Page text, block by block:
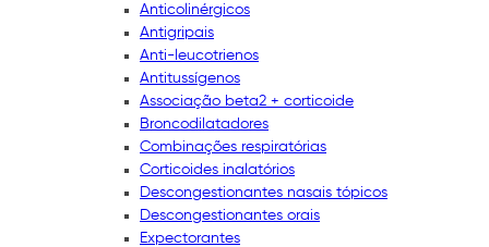
Anticolinérgicos
Antigripais
Anti-leucotrienos
Antitussígenos
Associação beta2 + corticoide
Broncodilatadores
Combinações respiratórias
Corticoides inalatórios
Descongestionantes nasais tópicos
Descongestionantes orais
Expectorantes